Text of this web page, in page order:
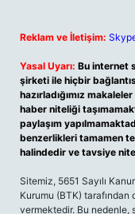
Reklam ve İletişim:
Yasal Uyarı: Bu internet
şirketi ile hiçbir
hazırladığımız
haber niteliği
paylaşım
benzerlikleri tamamen
halindedir ve tavsiye
Sitemiz, 5651 Sayılı
Kurumu (BTK) tarafından
vermektedir. Bu